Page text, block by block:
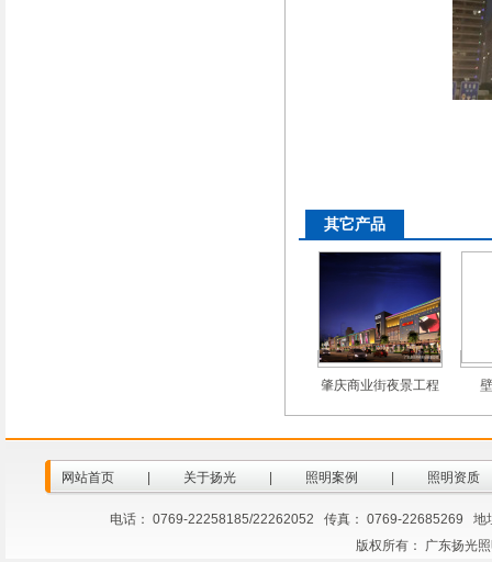
其它产品
肇庆商业街夜景工程
网站首页 关于扬光 照明案例 照明资质
电话： 0769-22258185/22262052 传真： 0769-22685269 地
版权所有： 广东扬光